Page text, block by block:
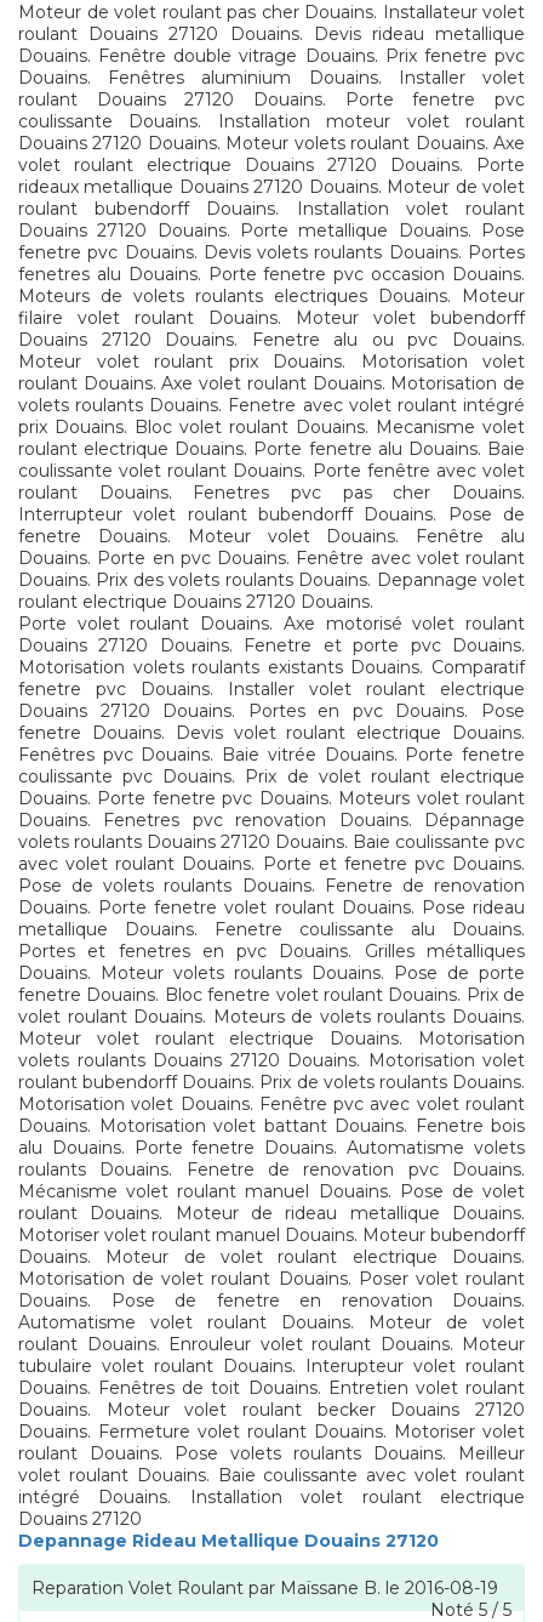
Moteur de volet roulant pas cher Douains. Installateur volet
roulant Douains 27120 Douains. Devis rideau metallique
Douains. Fenêtre double vitrage Douains. Prix fenetre pvc
Douains. Fenêtres aluminium Douains. Installer volet
roulant Douains 27120 Douains. Porte fenetre pvc
coulissante Douains. Installation moteur volet roulant
Douains 27120 Douains. Moteur volets roulant Douains. Axe
volet roulant electrique Douains 27120 Douains. Porte
rideaux metallique Douains 27120 Douains. Moteur de volet
roulant bubendorff Douains. Installation volet roulant
Douains 27120 Douains. Porte metallique Douains. Pose
fenetre pvc Douains. Devis volets roulants Douains. Portes
fenetres alu Douains. Porte fenetre pvc occasion Douains.
Moteurs de volets roulants electriques Douains. Moteur
filaire volet roulant Douains. Moteur volet bubendorff
Douains 27120 Douains. Fenetre alu ou pvc Douains.
Moteur volet roulant prix Douains. Motorisation volet
roulant Douains. Axe volet roulant Douains. Motorisation de
volets roulants Douains. Fenetre avec volet roulant intégré
prix Douains. Bloc volet roulant Douains. Mecanisme volet
roulant electrique Douains. Porte fenetre alu Douains. Baie
coulissante volet roulant Douains. Porte fenêtre avec volet
roulant Douains. Fenetres pvc pas cher Douains.
Interrupteur volet roulant bubendorff Douains. Pose de
fenetre Douains. Moteur volet Douains. Fenêtre alu
Douains. Porte en pvc Douains. Fenêtre avec volet roulant
Douains. Prix des volets roulants Douains. Depannage volet
roulant electrique Douains 27120 Douains.
Porte volet roulant Douains. Axe motorisé volet roulant
Douains 27120 Douains. Fenetre et porte pvc Douains.
Motorisation volets roulants existants Douains. Comparatif
fenetre pvc Douains. Installer volet roulant electrique
Douains 27120 Douains. Portes en pvc Douains. Pose
fenetre Douains. Devis volet roulant electrique Douains.
Fenêtres pvc Douains. Baie vitrée Douains. Porte fenetre
coulissante pvc Douains. Prix de volet roulant electrique
Douains. Porte fenetre pvc Douains. Moteurs volet roulant
Douains. Fenetres pvc renovation Douains. Dépannage
volets roulants Douains 27120 Douains. Baie coulissante pvc
avec volet roulant Douains. Porte et fenetre pvc Douains.
Pose de volets roulants Douains. Fenetre de renovation
Douains. Porte fenetre volet roulant Douains. Pose rideau
metallique Douains. Fenetre coulissante alu Douains.
Portes et fenetres en pvc Douains. Grilles métalliques
Douains. Moteur volets roulants Douains. Pose de porte
fenetre Douains. Bloc fenetre volet roulant Douains. Prix de
volet roulant Douains. Moteurs de volets roulants Douains.
Moteur volet roulant electrique Douains. Motorisation
volets roulants Douains 27120 Douains. Motorisation volet
roulant bubendorff Douains. Prix de volets roulants Douains.
Motorisation volet Douains. Fenêtre pvc avec volet roulant
Douains. Motorisation volet battant Douains. Fenetre bois
alu Douains. Porte fenetre Douains. Automatisme volets
roulants Douains. Fenetre de renovation pvc Douains.
Mécanisme volet roulant manuel Douains. Pose de volet
roulant Douains. Moteur de rideau metallique Douains.
Motoriser volet roulant manuel Douains. Moteur bubendorff
Douains. Moteur de volet roulant electrique Douains.
Motorisation de volet roulant Douains. Poser volet roulant
Douains. Pose de fenetre en renovation Douains.
Automatisme volet roulant Douains. Moteur de volet
roulant Douains. Enrouleur volet roulant Douains. Moteur
tubulaire volet roulant Douains. Interupteur volet roulant
Douains. Fenêtres de toit Douains. Entretien volet roulant
Douains. Moteur volet roulant becker Douains 27120
Douains. Fermeture volet roulant Douains. Motoriser volet
roulant Douains. Pose volets roulants Douains. Meilleur
volet roulant Douains. Baie coulissante avec volet roulant
intégré Douains. Installation volet roulant electrique
Douains 27120
Depannage Rideau Metallique Douains 27120
Reparation Volet Roulant par Maïssane B. le 2016-08-19
Noté5/5